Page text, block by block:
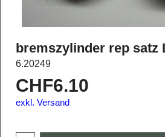
bremszylinder rep satz
6.20249
CHF6.10
exkl. Versand